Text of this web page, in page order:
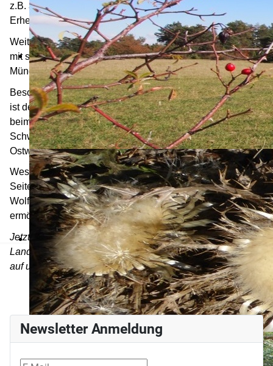
z.B. auf dem Büchelberg oder Venusberg. Die höchsten
Erhebungen reichen bis 600m.
Weiter zieht sich durch das Gebiet das FlüsschenWürm,
mit seinem Ursprung nahe Hildrizhausen und der
Mündung in die Nagold in Pforzheim.
Besonders attraktiv mit Burgen, Mühlen und Nadelwäldern
ist der Abschnitt ab Weil d.St. bis hinunter zur Mündung
beim Kupferhammer, dem Ausgangspunkt der berühmten
Schwarzwald- Fernwanderwege (Westweg/ Mittelweg/
Ostweg).
Westlich der Würm fließt dieNagold
, die in ihren
Seitentälern (z.B. Monbachschlucht, Schweinbachtal,
Wolfsschlucht, Xantenklinge) spannende Touren
ermöglicht.
Jetzt laden wir euch ein: Erkundet mit uns die heimatliche
Landschaft und Kultur, oder begleitet uns
auf unterschiedlichen Touren in entfernteren Gebieten!
Newsletter Anmeldung